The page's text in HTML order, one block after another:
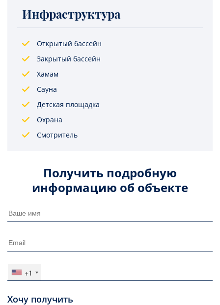
Инфраструктура
Открытый бассейн
Закрытый бассейн
Хамам
Сауна
Детская площадка
Охрана
Смотритель
Получить подробную
информацию об объекте
+1
Хочу получить